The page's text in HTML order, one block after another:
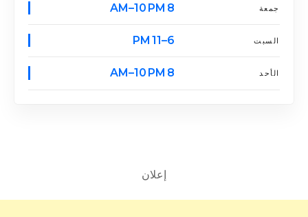
جمعة 8 AM–10 PM
السبت 6–11 PM
الأحد 8 AM–10 PM
إعلان